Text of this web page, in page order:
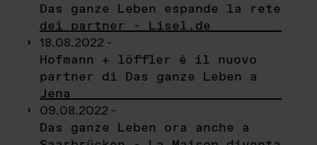
Das ganze Leben espande la rete
dei partner - Lisel.de
18.08.2022 -
Hofmann + löffler è il nuovo
partner di Das ganze Leben a
Jena
09.08.2022 -
Das ganze Leben ora anche a